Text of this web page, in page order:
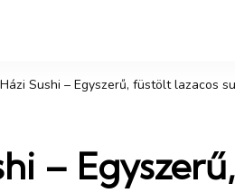
Házi Sushi – Egyszerű, füstölt lazacos
–